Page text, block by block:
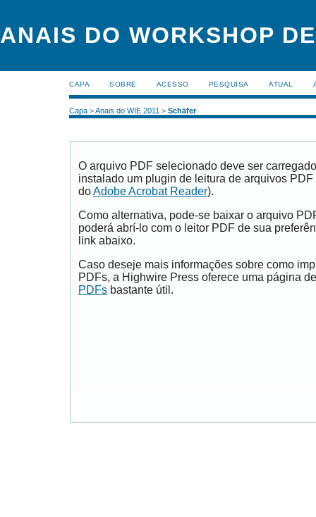
ANAIS DO WORKSHOP
CAPA SOBRE ACESSO PESQUISA ATUAL
Capa >Anais do WIE 2011 > Schäfer
O arquivo PDF selecionado deve ser
instalado um plugin de leitura de arquivos
doAdobe Acrobat Reader).
Como alternativa, pode-se baixar o arquivo
poderá abrí-lo com o leitor PDF de sua
link abaixo.
Caso deseje mais informações sobre como
PDFs, a Highwire Press oferece uma página
PDFs bastante útil.